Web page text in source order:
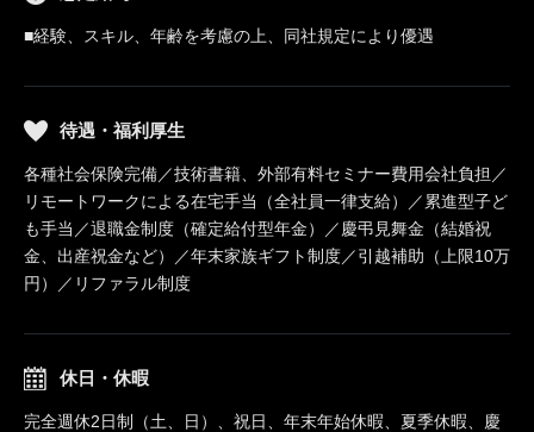
■経験、スキル、年齢を考慮の上、同社規定により優遇
待遇・福利厚生
各種社会保険完備／技術書籍、外部有料セミナー費用会社負担／
リモートワークによる在宅手当（全社員一律支給）／累進型子ど
も手当／退職金制度（確定給付型年金）／慶弔見舞金（結婚祝
金、出産祝金など）／年末家族ギフト制度／引越補助（上限10万
円）／リファラル制度
休日・休暇
完全週休2日制（土、日）、祝日、年末年始休暇、夏季休暇、慶